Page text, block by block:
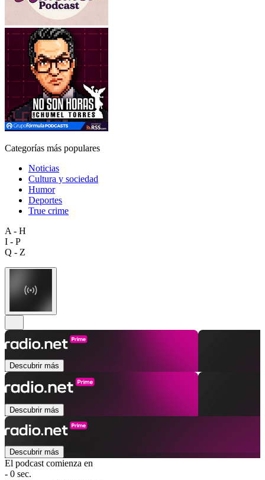
Categorías más populares
Noticias
Cultura y sociedad
Humor
Deportes
True crime
A - H
I - P
Q - Z
Descubrir más
Descubrir más
Descubrir más
El podcast comienza en
- 0 sec.